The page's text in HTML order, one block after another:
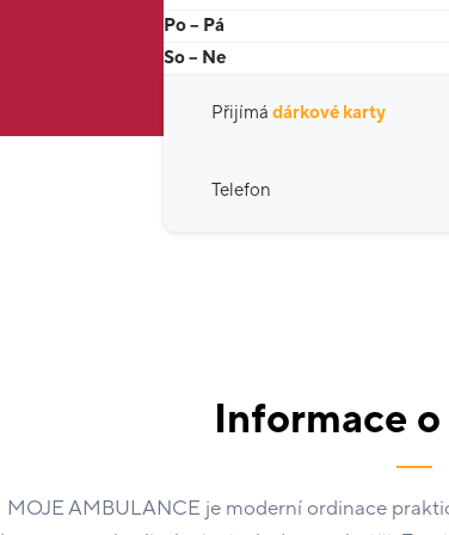
Po – Pá
So – Ne
Přijímá dárkové karty
Telefon
Informace
MOJE AMBULANCE je moderní ordinace